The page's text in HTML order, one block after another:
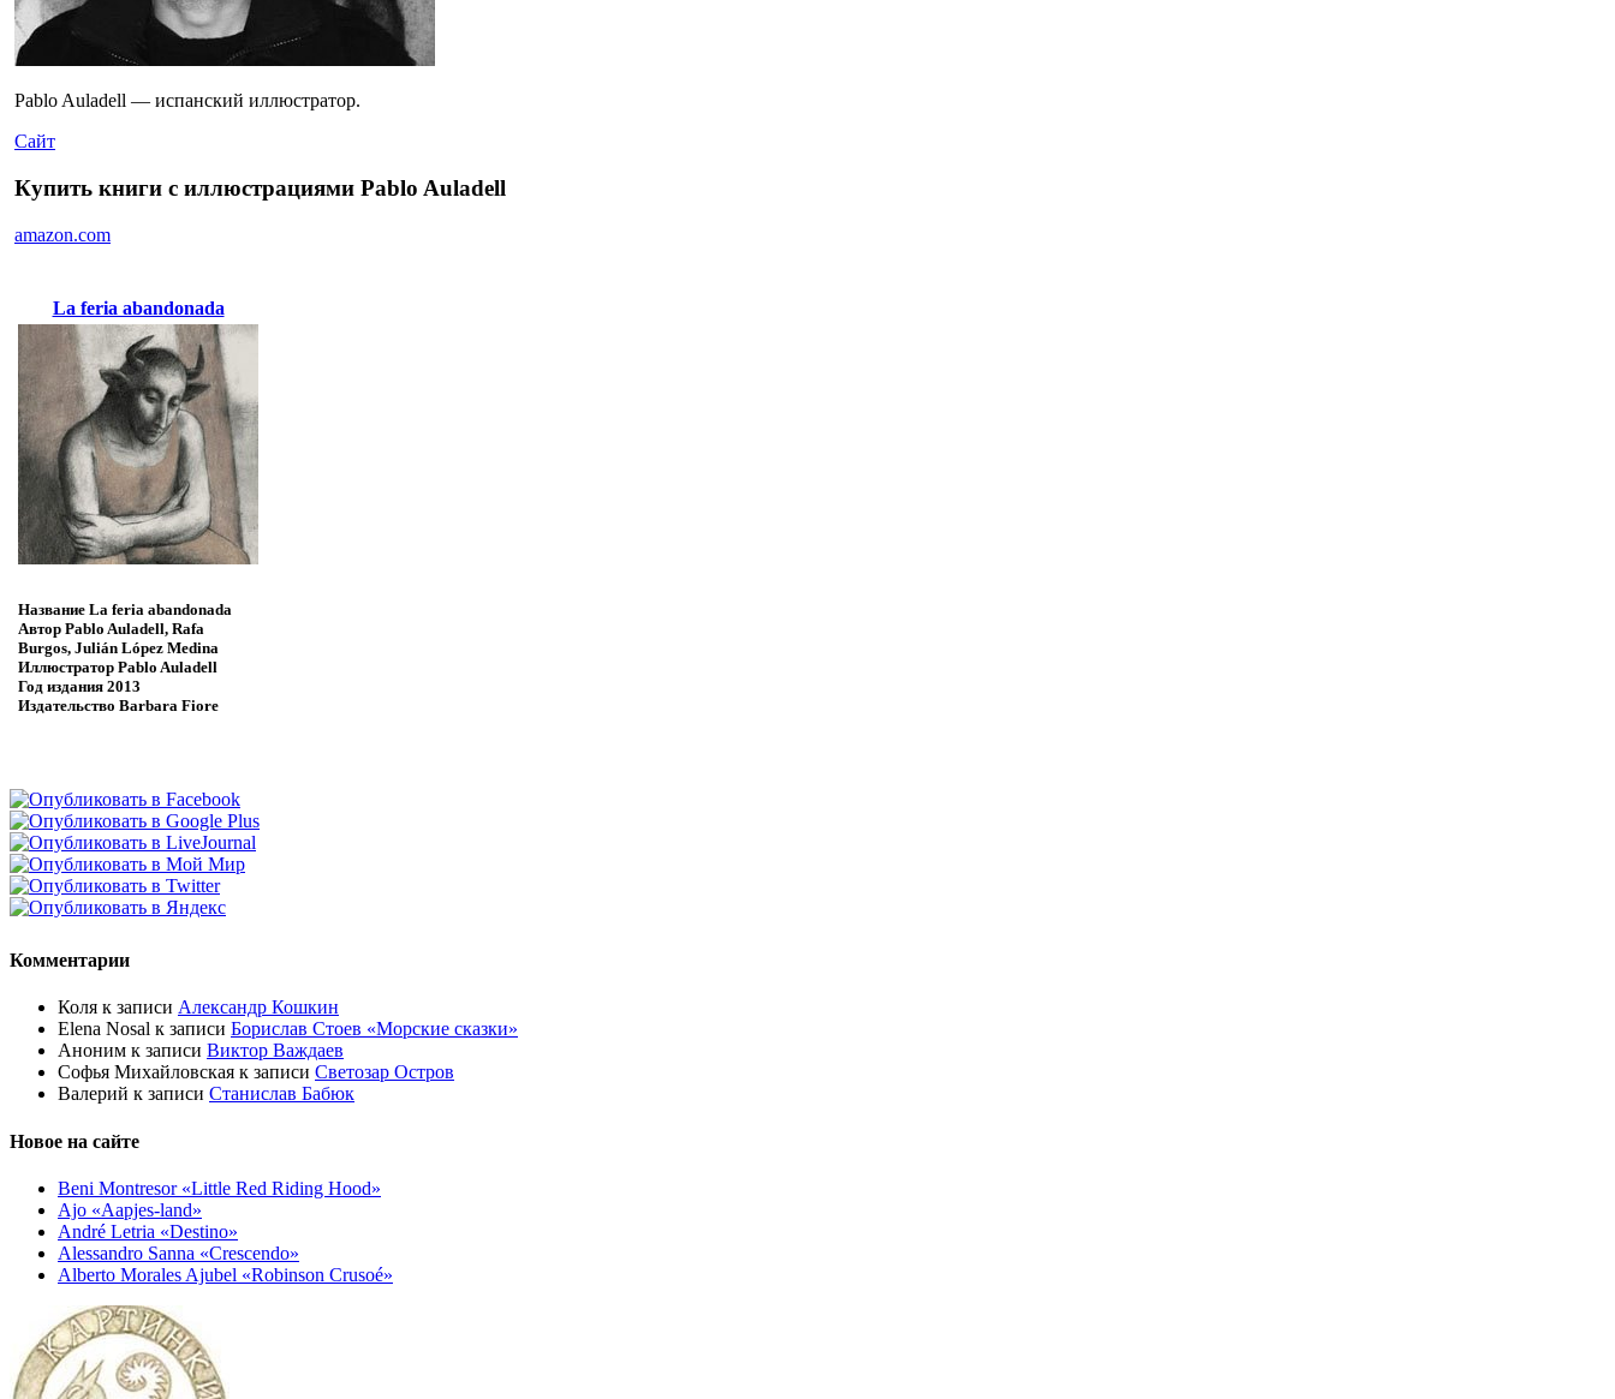
Pablo Auladell — испанский иллюстратор.
Сайт
Купить книги с иллюстрациями Pablo Auladell
amazon.com
La feria abandonada
Название La feria abandonada
Автор Pablo Auladell, Rafa
Burgos, Julián López Medina
Иллюстратор Pablo Auladell
Год издания 2013
Издательство Barbara Fiore
Комментарии
Коля к записи Александр Кошкин
Elena Nosal к записи Борислав Стоев «Морские сказки»
Аноним к записи Виктор Важдаев
Софья Михайловская к записи Светозар Остров
Валерий к записи Станислав Бабюк
Новое на сайте
Beni Montresor «Little Red Riding Hood»
Ajo «Aapjes-land»
André Letria «Destino»
Alessandro Sanna «Crescendo»
Alberto Morales Ajubel «Robinson Crusoé»